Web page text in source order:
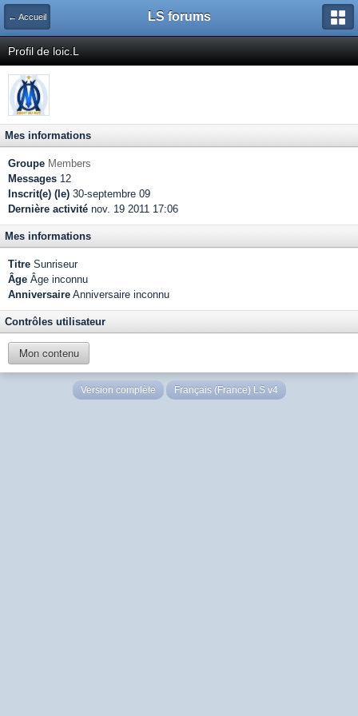
← Accueil LS forums
Profil de loic.L
Mes informations
Groupe Members
Messages 12
Inscrit(e) (le) 30-septembre 09
Dernière activité nov. 19 2011 17:06
Mes informations
Titre Sunriseur
Âge Âge inconnu
Anniversaire Anniversaire inconnu
Contrôles utilisateur
Mon contenu
Version complète Français (France) LS v4